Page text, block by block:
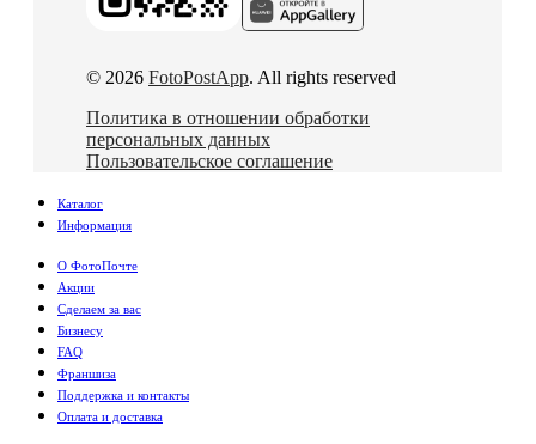
© 2026 FotoPostApp. All rights reserved
Политика в отношении обработки
персональных данных
Пользовательское соглашение
Каталог
Информация
О ФотоПочте
Акции
Сделаем за вас
Бизнесу
FAQ
Франшиза
Поддержка и контакты
Оплата и доставка